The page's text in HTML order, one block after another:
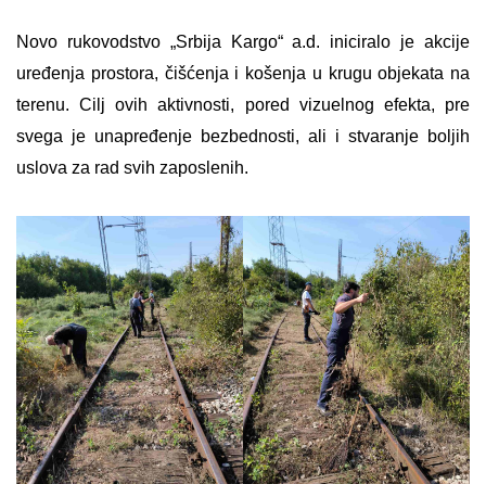
Novo rukovodstvo „Srbija Kargo“ a.d. iniciralo je akcije
uređenja prostora, čišćenja i košenja u krugu objekata na
terenu. Cilj ovih aktivnosti, pored vizuelnog efekta, pre
svega je unapređenje bezbednosti, ali i stvaranje boljih
uslova za rad svih zaposlenih.